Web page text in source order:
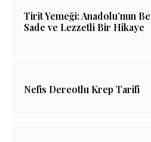
Tirit Yemeği: Anadolu’nun
Sade ve Lezzetli Bir Hikaye
Nefis Dereotlu Krep Tarifi